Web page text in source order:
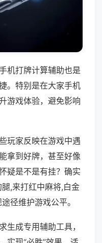
机打牌计算辅助也是
。特别是在大家手机
游戏体验，避免影响
玩家反映在游戏中遇
拿到好牌，甚至好像
疑是不是有挂？确实
,来打红中麻将,白金
径维护游戏公平。
生成专用辅助工具，